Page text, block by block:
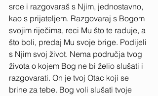
srce i razgovaraš s Njim, jednostavno,
kao s prijateljem. Razgovaraj s Bogom
svojim riječima, reci Mu što te raduje, a
što boli, predaj Mu svoje brige. Podijeli
s Njim svoj život. Nema područja tvog
života o kojem Bog ne bi želio slušati i
razgovarati. On je tvoj Otac koji se
brine za tebe. Bog voli slušati tvoje